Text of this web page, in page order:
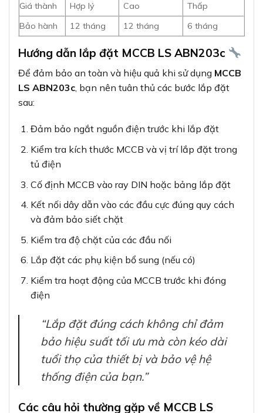
Giá thành Hợp lý Cao
Thấp
Bảo hành
12 tháng 12 tháng 6 tháng
Hướng dẫn lắp đặt MCCB LS ABN203c
Để đảm bảo an toàn và hiệu quả khi sử dụng MCCB
LS ABN203c , bạn nên tuân thủ các bước lắp đặt
sau:
Đảm bảo ngắt nguồn điện trước khi lắp đặt
Kiểm tra kích thước MCCB và vị trí lắp đặt trong
tủ điện
Cố định MCCB vào ray DIN hoặc bảng lắp đặt
Kết nối dây dẫn vào các đầu cực đúng quy cách
và đảm bảo siết chặt
Kiểm tra độ chặt của các đầu nối
Lắp đặt các phụ kiện bổ sung (nếu có)
Kiểm tra hoạt động của MCCB trước khi đóng
điện
“Lắp đặt đúng cách không chỉ đảm
bảo hiệu suất tối ưu mà còn kéo dài
tuổi thọ của thiết bị và bảo vệ hệ
thống điện của bạn.”
Các câu hỏi thường gặp về MCCB LS